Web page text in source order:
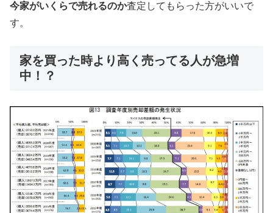
今家がいくらで売れるのか査定してもらった方がいいで
す。
家を買った時より高く売ってる人が急増
中！？